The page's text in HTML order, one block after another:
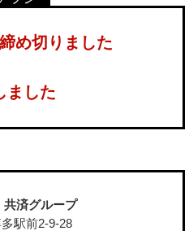
め切りました
ました
共済グループ
駅前2-9-28